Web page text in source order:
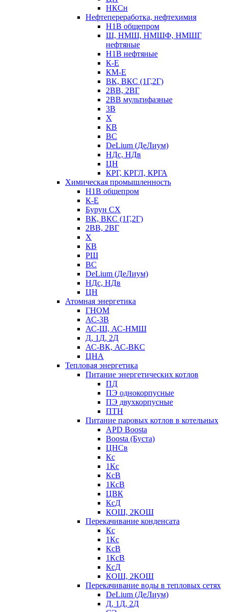
НКСн
Нефтепереработка, нефтехимия
Н1В общепром
Ш, НМШ, НМШФ, НМШГ
нефтяные
Н1В нефтяные
К-Е
КМ-Е
ВК, ВКС (1Г,2Г)
2ВВ, 2ВГ
2ВВ мультифазные
3В
Х
КВ
ВС
DeLium (ДеЛиум)
НДс, НДв
ЦН
КРГ, КРГЛ, КРГА
Химическая промышленность
Н1В общепром
К-Е
Бурун СХ
ВК, ВКС (1Г,2Г)
2ВВ, 2ВГ
Х
КВ
РШ
ВС
DeLium (ДеЛиум)
НДс, НДв
ЦН
Атомная энергетика
ГНОМ
АС-3В
АС-Ш, АС-НМШ
Д, 1Д, 2Д
АС-ВК, АС-ВКС
ЦНА
Тепловая энергетика
Питание энергетических котлов
ПД
ПЭ однокорпусные
ПЭ двухкорпусные
ПТН
Питание паровых котлов в котельных
APD Boosta
Boosta (Буста)
ЦНСв
Кс
1Кс
КсВ
1КсВ
ЦВК
КсД
КОШ, 2КОШ
Перекачивание конденсата
Кс
1Кс
КсВ
1КсВ
КсД
КОШ, 2КОШ
Перекачивание воды в тепловых сетях
DeLium (ДеЛиум)
Д, 1Д, 2Д